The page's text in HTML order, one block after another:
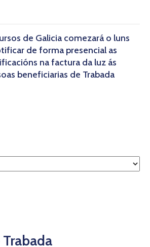
de Galicia comezará o luns
de forma presencial as
na factura da luz ás
beneficiarias de Trabada